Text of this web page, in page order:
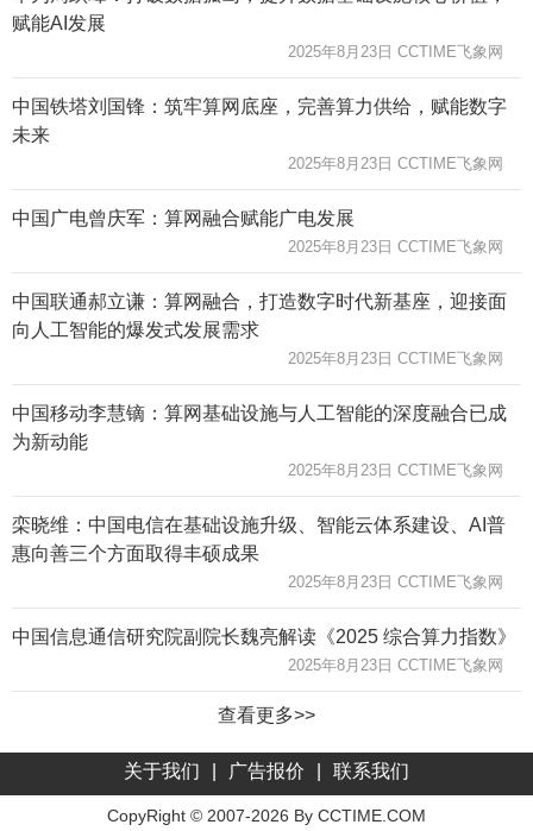
赋能AI发展
2025年8月23日 CCTIME飞象网
中国铁塔刘国锋：筑牢算网底座，完善算力供给，赋能数字
未来
2025年8月23日 CCTIME飞象网
中国广电曾庆军：算网融合赋能广电发展
2025年8月23日 CCTIME飞象网
中国联通郝立谦：算网融合，打造数字时代新基座，迎接面
向人工智能的爆发式发展需求
2025年8月23日 CCTIME飞象网
中国移动李慧镝：算网基础设施与人工智能的深度融合已成
为新动能
2025年8月23日 CCTIME飞象网
栾晓维：中国电信在基础设施升级、智能云体系建设、AI普
惠向善三个方面取得丰硕成果
2025年8月23日 CCTIME飞象网
中国信息通信研究院副院长魏亮解读《2025 综合算力指数》
2025年8月23日 CCTIME飞象网
查看更多>>
关于我们 广告报价 联系我们
CopyRight © 2007-2026 By CCTIME.COM